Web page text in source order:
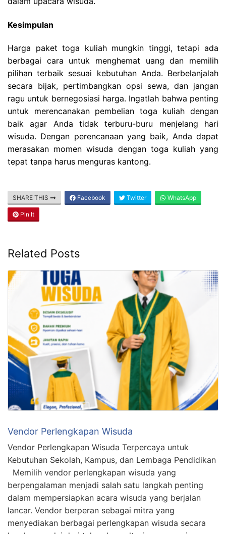
Kesimpulan
Harga paket toga kuliah mungkin tinggi, tetapi ada
berbagai cara untuk menghemat uang dan memilih
pilihan terbaik sesuai kebutuhan Anda. Berbelanjalah
secara bijak, pertimbangkan opsi sewa, dan jangan
ragu untuk bernegosiasi harga. Ingatlah bahwa penting
untuk merencanakan pembelian toga kuliah dengan
baik agar Anda tidak terburu-buru menjelang hari
wisuda. Dengan perencanaan yang baik, Anda dapat
merasakan momen wisuda dengan toga kuliah yang
tepat tanpa harus menguras kantong.
SHARE THIS Facebook Twitter WhatsApp
Pin It
Related Posts
Vendor Perlengkapan Wisuda
Vendor Perlengkapan Wisuda Terpercaya untuk
Kebutuhan Sekolah, Kampus, dan Lembaga Pendidikan
Memilih vendor perlengkapan wisuda yang
berpengalaman menjadi salah satu langkah penting
dalam mempersiapkan acara wisuda yang berjalan
lancar. Vendor berperan sebagai mitra yang
menyediakan berbagai perlengkapan wisuda secara